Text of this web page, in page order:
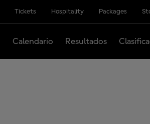
Tickets Hospitality Packages
Calendario Resultados